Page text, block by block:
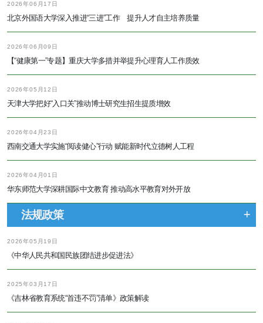
2026年06月17日
北京外国语大学深入推进“三进”工作 提升人才自主培养质量
2026年06月09日
【“健康第一”专题】重庆大学多措并举提升心理育人工作质效
2026年05月12日
天津大学把好“入口关”推动博士研究生招生提质增效
2026年04月23日
西南交通大学实施“阅读健心”行动 赋能新时代立德树人工程
2026年04月01日
华东师范大学深耕国际中文教育 推动高水平教育对外开放
法规政策
2026年05月19日
《中华人民共和国民族团结进步促进法》
2025年03月17日
《吉林省教育系统“首违不罚”清单》政策解读